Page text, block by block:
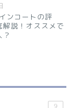
ンコートの評
説！オススメで
9